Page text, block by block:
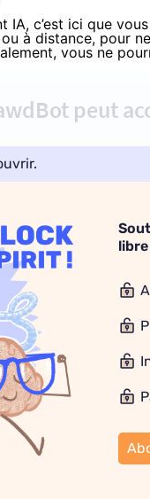
IA, c’est ici que
à distance, pour
vous ne
peut